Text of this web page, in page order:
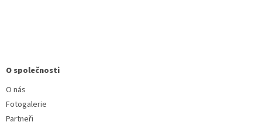
O společnosti
O nás
Fotogalerie
Partneři